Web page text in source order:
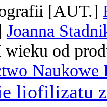
[AUT.]
Joanna
od
Naukowe
liofilizatu